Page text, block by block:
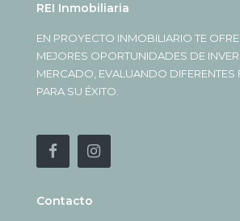
REI Inmobiliaria
EN PROYECTO INMOBILIARIO TE
MEJORES OPORTUNIDADES DE
MERCADO, EVALUANDO DIFERENTES
PARA SU ÉXITO.
Contacto